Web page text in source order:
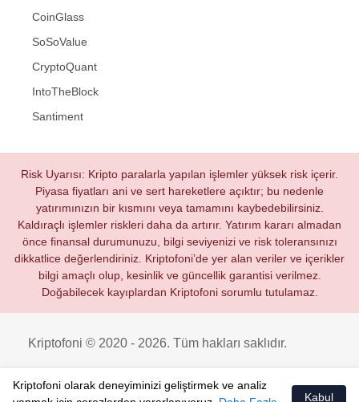
CoinGlass
SoSoValue
CryptoQuant
IntoTheBlock
Santiment
Risk Uyarısı: Kripto paralarla yapılan işlemler yüksek risk içerir.
Piyasa fiyatları ani ve sert hareketlere açıktır; bu nedenle
yatırımınızın bir kısmını veya tamamını kaybedebilirsiniz.
Kaldıraçlı işlemler riskleri daha da artırır. Yatırım kararı almadan
önce finansal durumunuzu, bilgi seviyenizi ve risk toleransınızı
dikkatlice değerlendiriniz. Kriptofoni’de yer alan veriler ve içerikler
bilgi amaçlı olup, kesinlik ve güncellik garantisi verilmez.
Doğabilecek kayıplardan Kriptofoni sorumlu tutulamaz.
Kriptofoni © 2020 - 2026. Tüm hakları saklıdır.
Kriptofoni olarak deneyiminizi geliştirmek ve analiz
Kabul